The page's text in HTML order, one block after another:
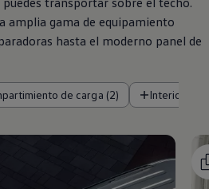
amplia gama de equipamiento
hasta el moderno panel de
de carga (2) Interior (2)